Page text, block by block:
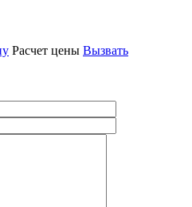
Расчет цены Вызвать